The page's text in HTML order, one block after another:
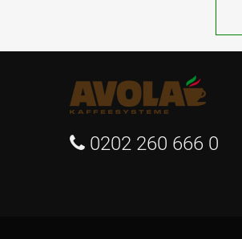
0202 260 666 0